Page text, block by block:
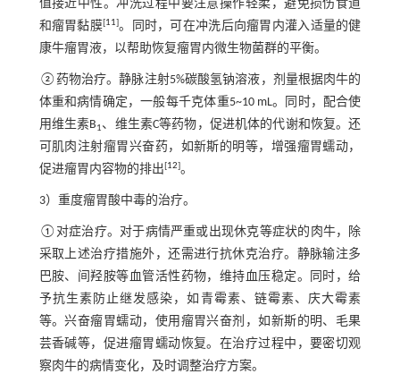
值接近中性。冲洗过程中要注意操作轻柔，避免损伤食道
和瘤胃黏膜[11]。同时，可在冲洗后向瘤胃内灌入适量的健
康牛瘤胃液，以帮助恢复瘤胃内微生物菌群的平衡。
②药物治疗。静脉注射5%碳酸氢钠溶液，剂量根据肉牛的
体重和病情确定，一般每千克体重5~10 mL。同时，配合使
用维生素B1、维生素C等药物，促进机体的代谢和恢复。还
可肌肉注射瘤胃兴奋药，如新斯的明等，增强瘤胃蠕动，
促进瘤胃内容物的排出[12]。
3）重度瘤胃酸中毒的治疗。
①对症治疗。对于病情严重或出现休克等症状的肉牛，除
采取上述治疗措施外，还需进行抗休克治疗。静脉输注多
巴胺、间羟胺等血管活性药物，维持血压稳定。同时，给
予抗生素防止继发感染，如青霉素、链霉素、庆大霉素
等。兴奋瘤胃蠕动，使用瘤胃兴奋剂，如新斯的明、毛果
芸香碱等，促进瘤胃蠕动恢复。在治疗过程中，要密切观
察肉牛的病情变化，及时调整治疗方案。